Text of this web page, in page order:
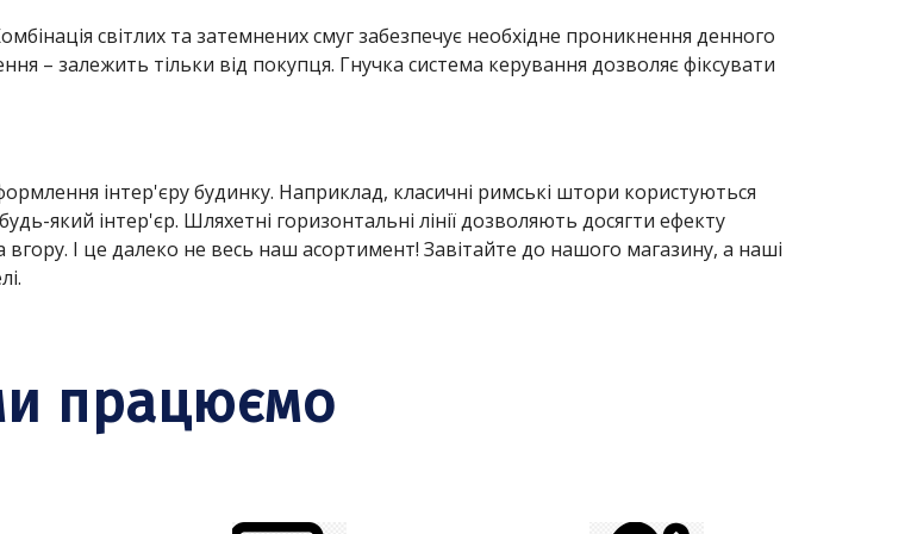
світлих та затемнених смуг забезпечує необхідне проникнення денного
– залежить тільки від покупця. Гнучка система керування дозволяє фіксувати
інтер'єру будинку. Наприклад, класичні римські штори користуються
який інтер'єр. Шляхетні горизонтальні лінії дозволяють досягти ефекту
вгору. І це далеко не весь наш асортимент! Завітайте до нашого магазину, а наші
працюємо